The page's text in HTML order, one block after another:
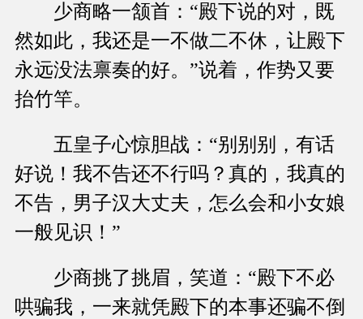
少商略一颔首：“殿下说的对，既
然如此，我还是一不做二不休，让殿下
永远没法禀奏的好。”说着，作势又要
抬竹竿。
五皇子心惊胆战：“别别别，有话
好说！我不告还不行吗？真的，我真的
不告，男子汉大丈夫，怎么会和小女娘
一般见识！”
少商挑了挑眉，笑道：“殿下不必
哄骗我，一来就凭殿下的本事还骗不倒